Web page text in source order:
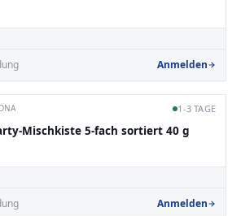
Anmelden
1-3 TAGE
Mischkiste 5-fach sortiert 40 g
Anmelden